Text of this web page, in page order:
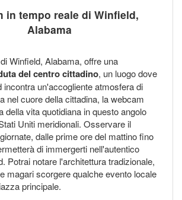
in tempo reale di Winfield,
Alabama
Winfield, Alabama, offre una
del centro cittadino, un luogo dove
incontra un'accogliente atmosfera di
nel cuore della cittadina, la webcam
della vita quotidiana in questo angolo
Uniti meridionali. Osservare il
dalle prime ore del mattino fino
di immergerti nell'autentico
Potrai notare l'architettura tradizionale,
magari scorgere qualche evento locale
principale.